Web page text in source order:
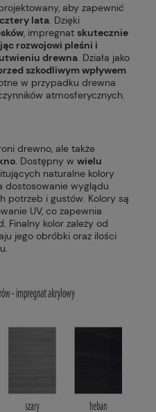
aby zapewnić
lata . Dzięki
, impregnat skutecznie
rozwojowi pleśni i
drewna . Działa jako
szkodliwym wpływem
w przypadku drewna
atmosferycznych.
drewno, ale także
. Dostępny w wielu
naturalne kolory
dostosowanie wyglądu
potrzeb i gustów. Kolory są
UV, co zapewnia
Finalny kolor zależy od
jego obróbki oraz ilości